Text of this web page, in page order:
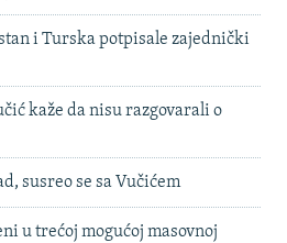
i Turska potpisale zajednički
kaže da nisu razgovarali o
susreo se sa Vučićem
u trećoj mogućoj masovnoj